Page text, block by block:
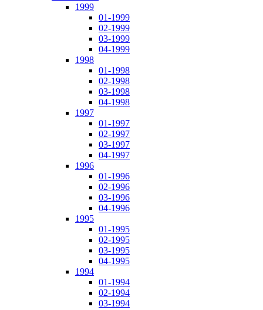
1999
01-1999
02-1999
03-1999
04-1999
1998
01-1998
02-1998
03-1998
04-1998
1997
01-1997
02-1997
03-1997
04-1997
1996
01-1996
02-1996
03-1996
04-1996
1995
01-1995
02-1995
03-1995
04-1995
1994
01-1994
02-1994
03-1994